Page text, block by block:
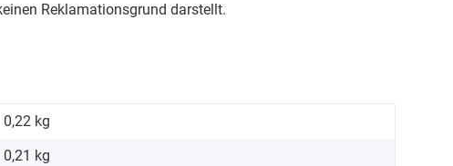
Reklamationsgrund darstellt.
0,22 kg
0,21 kg